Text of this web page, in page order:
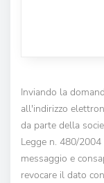
Inviando la
all'indirizzo
da parte della
Legge n. 480/
messaggio e
revocare il dato